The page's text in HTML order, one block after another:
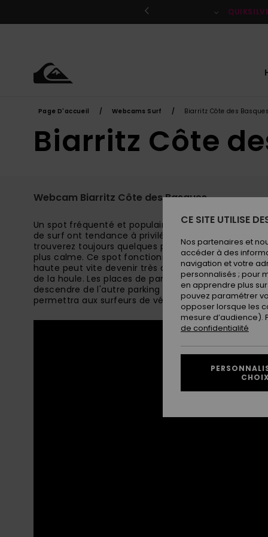
Page D'accueil Webcams Surf Biarritz Côte des Basques
Biarritz Côte
Webcam Biarritz Côte des Basques
Un spot fréquenté et populaire pour tous les
de surf ont tendance à privilégier le pic offert par le
trouverez toujours quelques pics plus exigeants du
plus calme. Ce spot fonctionne de marée basse à
haute peut vite devenir très dangereuse. Ce spot
de la houle. Les places de parking sont peu
descendre de l'autre parking situé en haut de la
permettra aux surfeurs de vérifier les conditions
CE SITE UTILISE
Nos partenaires et
accéder à des
navigation et votre
personnalisés ; pour
en apprendre plus
pouvez paramétrer
opposer lorsque les
mesure d’audience).
de confidentialité
CHOIX